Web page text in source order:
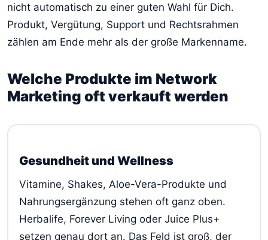
nicht automatisch zu einer guten Wahl für Dich.
Produkt, Vergütung, Support und Rechtsrahmen
zählen am Ende mehr als der große Markenname.
Welche Produkte im Network
Marketing oft verkauft werden
Gesundheit und Wellness
Vitamine, Shakes, Aloe-Vera-Produkte und
Nahrungsergänzung stehen oft ganz oben.
Herbalife, Forever Living oder Juice Plus+
setzen genau dort an. Das Feld ist groß, der